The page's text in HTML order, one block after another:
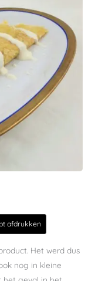
afdrukken
Het werd dus
nog in kleine